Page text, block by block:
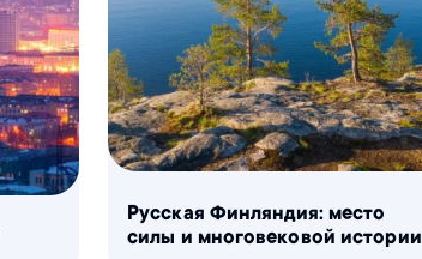
Русская Финляндия: место
силы и многовековой истории